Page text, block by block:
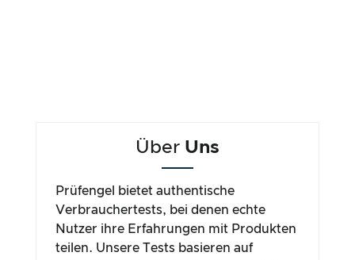
Über Uns
Prüfengel bietet authentische
Verbrauchertests, bei denen echte
Nutzer ihre Erfahrungen mit Produkten
teilen. Unsere Tests basieren auf